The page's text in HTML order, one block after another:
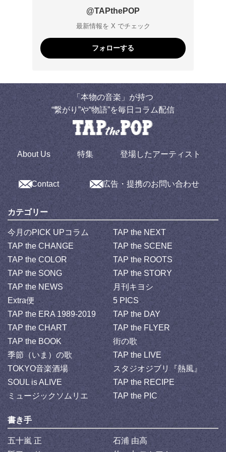
@TAPthePOP
最新情報を X でチェック
フォローする
「本物の音楽」が持つ
“繋がり”や“物語”を毎日コラム配信
About Us 特集 登場したアーティスト
Contact 広告・提携のお問い合わせ
カテゴリー
今月のPICK UPコラム
TAP the NEXT
TAP the CHANGE
TAP the SCENE
TAP the COLOR
TAP the ROOTS
TAP the SONG
TAP the STORY
TAP the NEWS
月刊キヨシ
Extra便
5 PICS
TAP the ERA 1989-2019
TAP the DAY
TAP the CHART
TAP the FLYER
TAP the BOOK
街の歌
季節（いま）の歌
TAP the LIVE
TOKYO音楽酒場
スタジオジブリ『熱風』
SOUL is ALIVE
TAP the RECIPE
ミュージックソムリエ
TAP the PIC
書き手
五十嵐 正
石浦 由高